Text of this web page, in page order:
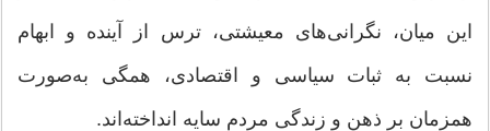
این میان، نگرانی‌های معیشتی، ترس از آینده و ابهام
نسبت به ثبات سیاسی و اقتصادی، همگی به‌صورت
همزمان بر ذهن و زندگی مردم سایه انداخته‌اند.